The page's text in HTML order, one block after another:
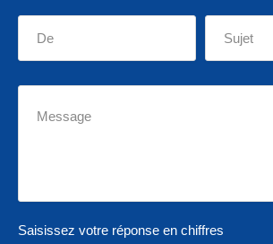
Saisissez votre réponse en chiffres